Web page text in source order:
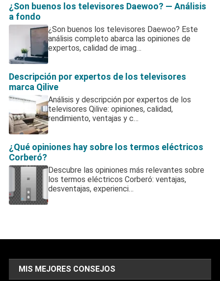
¿Son buenos los televisores Daewoo? — Análisis
a fondo
¿Son buenos los televisores Daewoo? Este
análisis completo abarca las opiniones de
expertos, calidad de imag…
Descripción por expertos de los televisores
marca Qilive
Análisis y descripción por expertos de los
televisores Qilive: opiniones, calidad,
rendimiento, ventajas y c…
¿Qué opiniones hay sobre los termos eléctricos
Corberó?
Descubre las opiniones más relevantes sobre
los termos eléctricos Corberó: ventajas,
desventajas, experienci…
MIS MEJORES CONSEJOS